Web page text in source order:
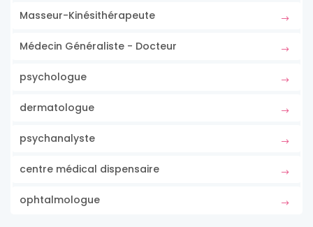
Masseur-Kinésithérapeute
Médecin Généraliste - Docteur
psychologue
dermatologue
psychanalyste
centre médical dispensaire
ophtalmologue